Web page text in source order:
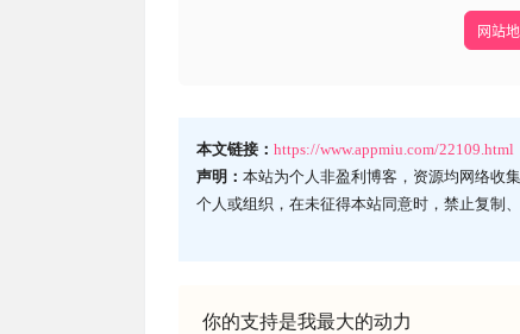
网站
本文链接： https://www.appmiu.com/22109.html
声明： 本站为个人非盈利博客，资源均网络收
个人或组织，在未征得本站同意时，禁止复制
你的支持是我最大的动力